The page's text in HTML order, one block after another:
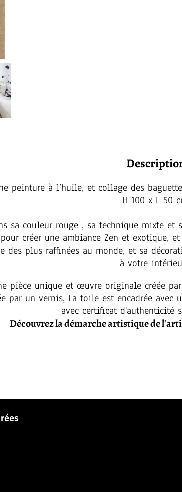
peinture à l’huile, et collage des
H 100 x L 50
sa couleur rouge , sa technique mixte
créer une ambiance Zen et exotique,
des plus raffinées au monde, et sa
à votre
pièce unique et œuvre originale créée
par un vernis, La toile est encadrée avec
avec certificat d'authenticité
Découvrez la démarche artistique de